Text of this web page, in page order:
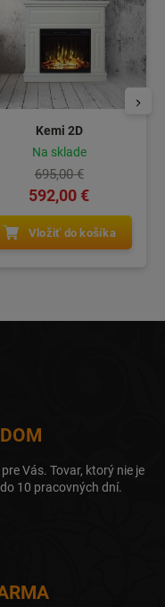
Kemi 2D
Na sklade
695,00 €
592,00 €
Vložiť do košíka
Vás. Tovar, ktorý nie je
10 pracovných dní.